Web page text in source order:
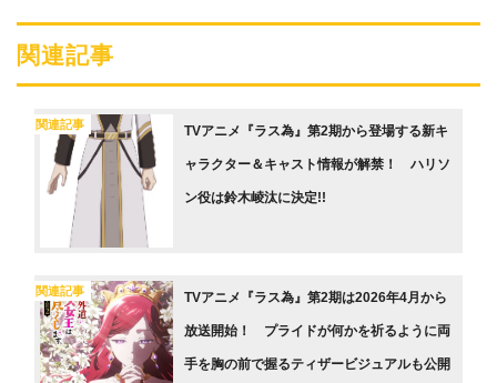
関連記事
関連記事 TVアニメ『ラス為』第2期から登場する新キ
ャラクター＆キャスト情報が解禁！ ハリソ
ン役は鈴木崚汰に決定!!
関連記事 TVアニメ『ラス為』第2期は2026年4月から
放送開始！ プライドが何かを祈るように両
手を胸の前で握るティザービジュアルも公開